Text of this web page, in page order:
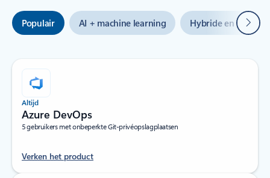
Populair AI + machine learning Hybride en multi-
Altijd
Azure DevOps
5 gebruikers met onbeperkte Git-privéopslagplaatsen
Verken het product